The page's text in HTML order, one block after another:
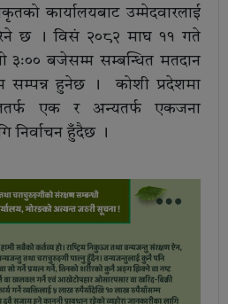
कार्यालयबाट उम्मेदवारलाई
छ । विसं २०८२ माघ ११ गते
३ः०० बजेसम्म सम्बन्धित मतदान
सम्पन्न हुनेछ । कोशी प्रदेशमा
एक र अन्यतर्फ एकजना
निर्वाचन हुँदैछ ।